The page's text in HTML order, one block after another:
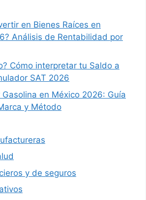
en Bienes Raíces en
Análisis de Rentabilidad por
Cómo interpretar tu Saldo a
SAT 2026
en México 2026: Guía
y Método
y de seguros